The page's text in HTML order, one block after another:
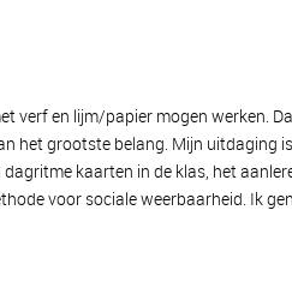
verf en lijm/papier mogen werken.
het grootste belang. Mijn uitdaging
kaarten in de klas, het
voor sociale weerbaarheid. Ik